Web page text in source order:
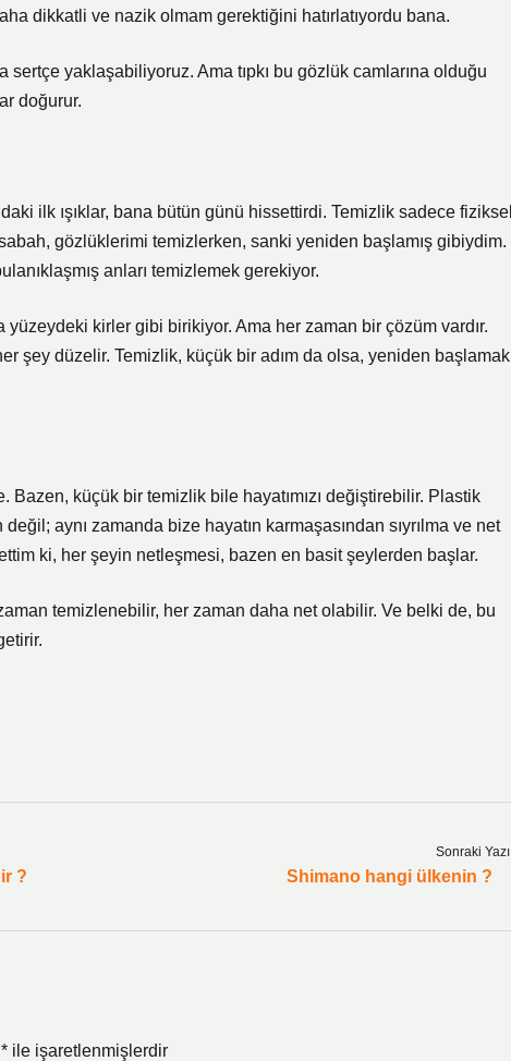
dikkatli ve nazik olmam gerektiğini hatırlatıyordu bana.
sertçe yaklaşabiliyoruz. Ama tıpkı bu gözlük camlarına olduğu
doğurur.
ilk ışıklar, bana bütün günü hissettirdi. Temizlik sadece fiziksel
gözlüklerimi temizlerken, sanki yeniden başlamış gibiydim.
anları temizlemek gerekiyor.
yüzeydeki kirler gibi birikiyor. Ama her zaman bir çözüm vardır.
şey düzelir. Temizlik, küçük bir adım da olsa, yeniden başlamak
küçük bir temizlik bile hayatımızı değiştirebilir. Plastik
aynı zamanda bize hayatın karmaşasından sıyrılma ve net
ki, her şeyin netleşmesi, bazen en basit şeylerden başlar.
temizlenebilir, her zaman daha net olabilir. Ve belki de, bu
?
Sonraki Yazı
Shimano hangi ülkenin ?
* ile işaretlenmişlerdir